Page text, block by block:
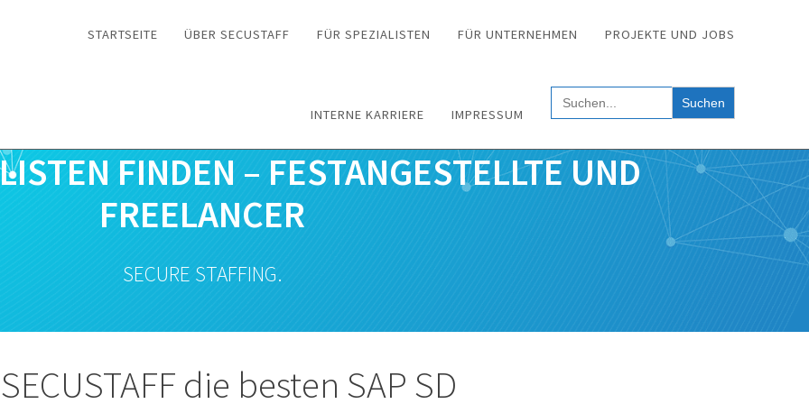
STARTSEITE ÜBER SECUSTAFF FÜR SPEZIALISTEN FÜR UNTERNEHMEN PROJEKTE UND JOBS
INTERNE KARRIERE IMPRESSUM
Search
for:
FINDEN – FESTANGESTELLTE UND
FREELANCER
SECURE STAFFING.
die besten SAP SD